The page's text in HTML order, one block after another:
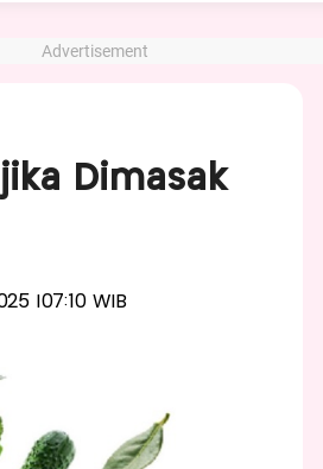
Advertisement
Dimasak
|07:10 WIB